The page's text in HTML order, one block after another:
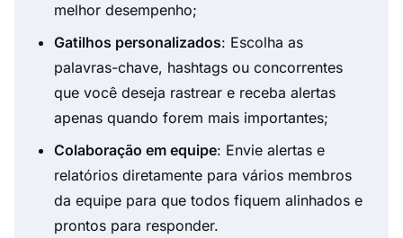
melhor desempenho;
Gatilhos personalizados: Escolha as
palavras-chave, hashtags ou concorrentes
que você deseja rastrear e receba alertas
apenas quando forem mais importantes;
Colaboração em equipe: Envie alertas e
relatórios diretamente para vários membros
da equipe para que todos fiquem alinhados e
prontos para responder.